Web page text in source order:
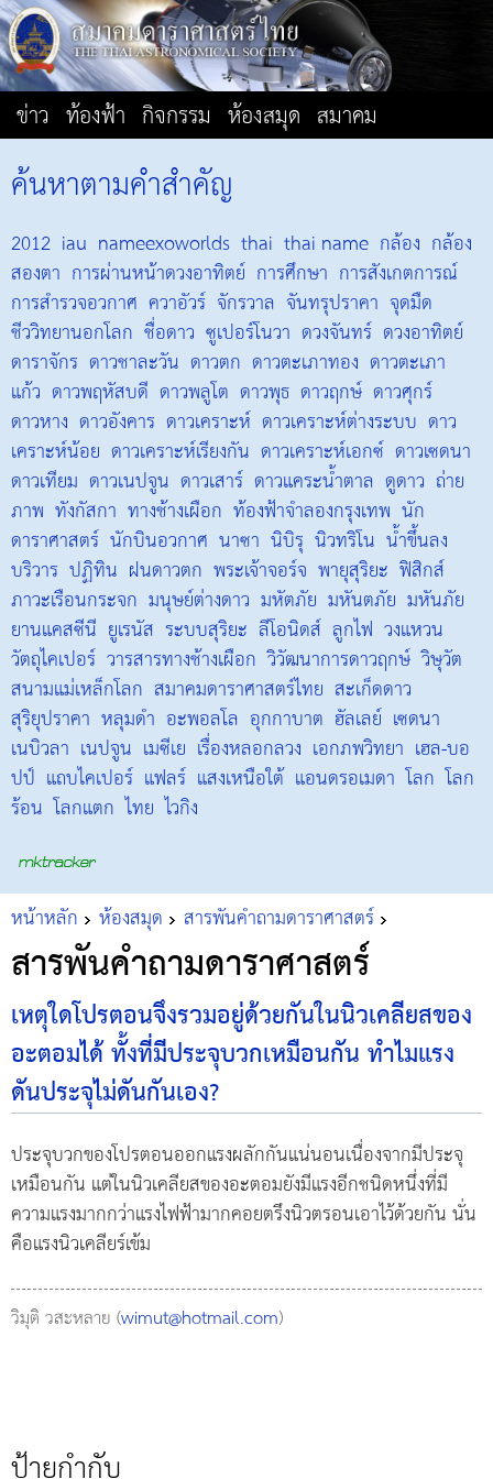
ข่าว ท้องฟ้า กิจกรรม ห้องสมุด สมาคม
ค้นหาตามคำสำคัญ
2012 iau nameexoworlds thai thai name กล้อง กล้อง
สองตา การผ่านหน้าดวงอาทิตย์ การศึกษา การสังเกตการณ์
การสำรวจอวกาศ ควาอัวร์ จักรวาล จันทรุปราคา จุดมืด
ชีววิทยานอกโลก ชื่อดาว ซูเปอร์โนวา ดวงจันทร์ ดวงอาทิตย์
ดาราจักร ดาวชาละวัน ดาวตก ดาวตะเภาทอง ดาวตะเภา
แก้ว ดาวพฤหัสบดี ดาวพลูโต ดาวพุธ ดาวฤกษ์ ดาวศุกร์
ดาวหาง ดาวอังคาร ดาวเคราะห์ ดาวเคราะห์ต่างระบบ ดาว
เคราะห์น้อย ดาวเคราะห์เรียงกัน ดาวเคราะห์เอกซ์ ดาวเซดนา
ดาวเทียม ดาวเนปจูน ดาวเสาร์ ดาวแคระน้ำตาล ดูดาว ถ่าย
ภาพ ทังกัสกา ทางช้างเผือก ท้องฟ้าจำลองกรุงเทพ นัก
ดาราศาสตร์ นักบินอวกาศ นาซา นิบิรุ นิวทริโน น้ำขึ้นลง
บริวาร ปฏิทิน ฝนดาวตก พระเจ้าจอร์จ พายุสุริยะ ฟิสิกส์
ภาวะเรือนกระจก มนุษย์ต่างดาว มหัตภัย มหันตภัย มหันภัย
ยานแคสซีนี ยูเรนัส ระบบสุริยะ ลีโอนิดส์ ลูกไฟ วงแหวน
วัตถุไคเปอร์ วารสารทางช้างเผือก วิวัฒนาการดาวฤกษ์ วิษุวัต
สนามแม่เหล็กโลก สมาคมดาราศาสตร์ไทย สะเก็ดดาว
สุริยุปราคา หลุมดำ อะพอลโล อุกกาบาต ฮัลเลย์ เซดนา
เนบิวลา เนปจูน เมซีเย เรื่องหลอกลวง เอกภพวิทยา เฮล-บอ
ปป์ แถบไคเปอร์ แฟลร์ แสงเหนือใต้ แอนดรอเมดา โลก โลก
ร้อน โลกแตก ไทย ไวกิง
หน้าหลัก ห้องสมุด สารพันคำถามดาราศาสตร์
สารพันคำถามดาราศาสตร์
เหตุใดโปรตอนจึงรวมอยู่ด้วยกันในนิวเคลียสของ
อะตอมได้ ทั้งที่มีประจุบวกเหมือนกัน ทำไมแรง
ดันประจุไม่ดันกันเอง?
ประจุบวกของโปรตอนออกแรงผลักกันแน่นอนเนื่องจากมีประจุ
เหมือนกัน แต่ในนิวเคลียสของอะตอมยังมีแรงอีกชนิดหนึ่งที่มี
ความแรงมากกว่าแรงไฟฟ้ามากคอยตรึงนิวตรอนเอาไว้ด้วยกัน นั่น
คือแรงนิวเคลียร์เข้ม
วิมุติ วสะหลาย (wimut@hotmail.com)